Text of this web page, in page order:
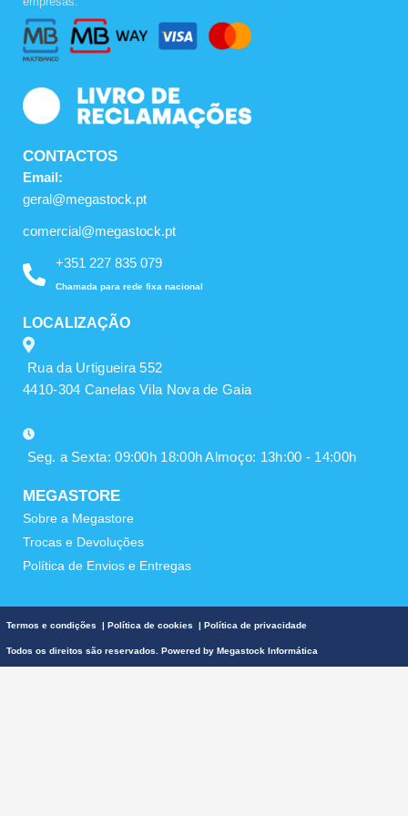
o
o
k
r
a
m
e
CONTACTOS
Email:
geral@megastock.pt
comercial@megastock.pt
+351 227 835 079
Chamada para rede fixa nacional
LOCALIZAÇÃO
Rua da Urtigueira 552
4410-304 Canelas Vila Nova de Gaia
Seg. a Sexta: 09:00h 18:00h Almoço: 13h:00 - 14:00h
MEGASTORE
Sobre a Megastore
Trocas e Devoluções
Política de Envios e Entregas
Termos e condições Política de cookies Política de privacidade
Todos os direitos são reservados. Powered by Megastock Informática